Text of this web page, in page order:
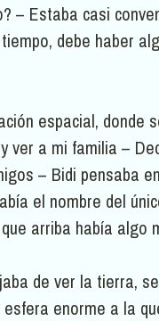
– Estaba casi
debe haber
espacial,
ver a mi familia –
– Bidi pensaba
el nombre del
arriba había algo
de ver la tierra,
enorme a la